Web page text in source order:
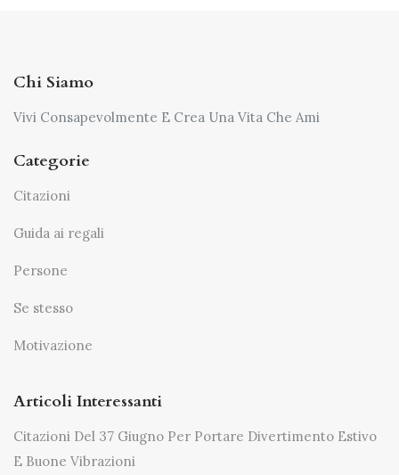
Chi Siamo
Vivi Consapevolmente E Crea Una Vita Che Ami
Categorie
Citazioni
Guida ai regali
Persone
Se stesso
Motivazione
Articoli Interessanti
Citazioni Del 37 Giugno Per Portare Divertimento Estivo
E Buone Vibrazioni